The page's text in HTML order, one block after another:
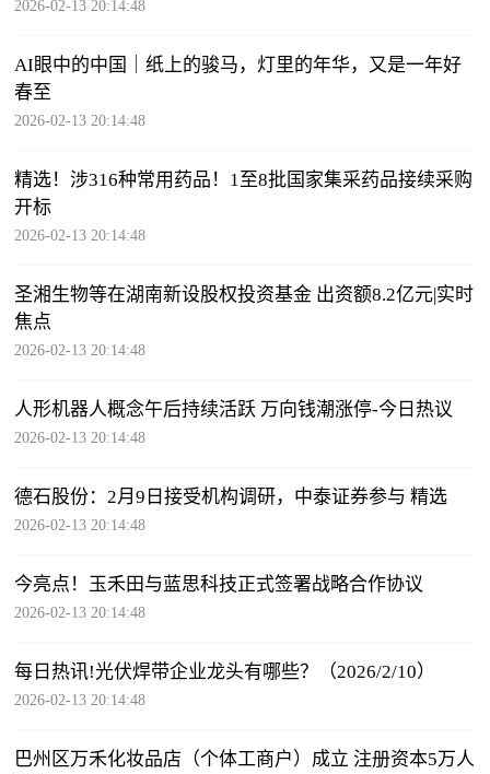
2026-02-13 20:14:48
AI眼中的中国｜纸上的骏马，灯里的年华，又是一年好
春至
2026-02-13 20:14:48
精选！涉316种常用药品！1至8批国家集采药品接续采购
开标
2026-02-13 20:14:48
圣湘生物等在湖南新设股权投资基金 出资额8.2亿元|实时
焦点
2026-02-13 20:14:48
人形机器人概念午后持续活跃 万向钱潮涨停-今日热议
2026-02-13 20:14:48
德石股份：2月9日接受机构调研，中泰证券参与 精选
2026-02-13 20:14:48
今亮点！玉禾田与蓝思科技正式签署战略合作协议
2026-02-13 20:14:48
每日热讯!光伏焊带企业龙头有哪些？（2026/2/10）
2026-02-13 20:14:48
巴州区万禾化妆品店（个体工商户）成立 注册资本5万人